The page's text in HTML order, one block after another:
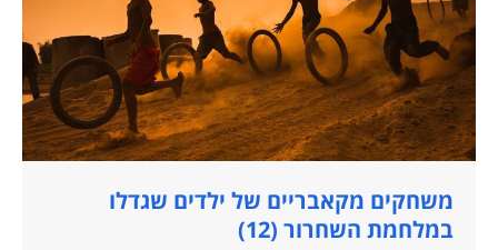
משחקים מקאבריים של ילדים שגדלו
במלחמת השחרור (12)